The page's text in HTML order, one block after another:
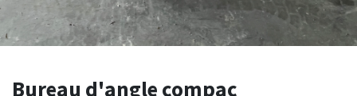
Bureau d'angle compac